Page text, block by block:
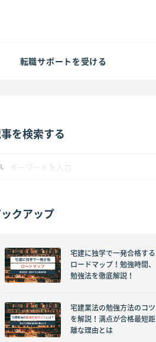
転職サポートを受ける
を検索する
クアップ
宅建に独学で一発合格する
ロードマップ！勉強時間、
勉強法を徹底解説！
宅建業法の勉強方法のコツ
を解説！満点が合格最短距
離な理由とは